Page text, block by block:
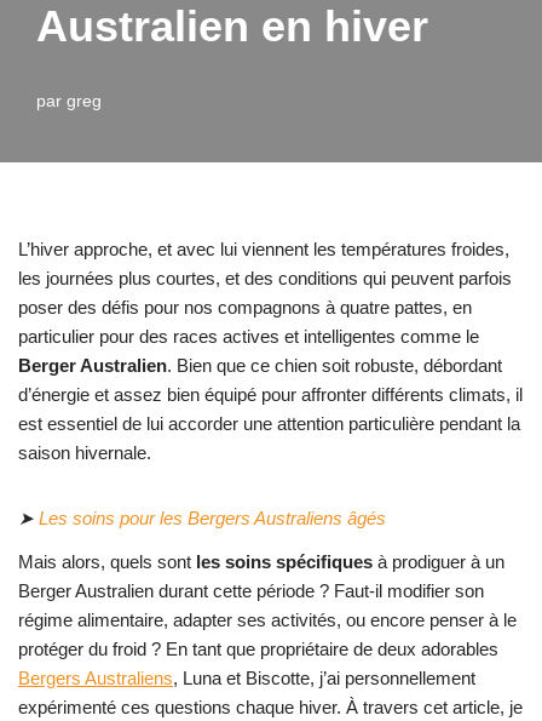
Australien en hiver
par greg
L’hiver approche, et avec lui viennent les températures froides,
les journées plus courtes, et des conditions qui peuvent parfois
poser des défis pour nos compagnons à quatre pattes, en
particulier pour des races actives et intelligentes comme le
Berger Australien. Bien que ce chien soit robuste, débordant
d’énergie et assez bien équipé pour affronter différents climats, il
est essentiel de lui accorder une attention particulière pendant la
saison hivernale.
➤ Les soins pour les Bergers Australiens âgés
Mais alors, quels sont les soins spécifiques à prodiguer à un
Berger Australien durant cette période ? Faut-il modifier son
régime alimentaire, adapter ses activités, ou encore penser à le
protéger du froid ? En tant que propriétaire de deux adorables
Bergers Australiens, Luna et Biscotte, j’ai personnellement
expérimenté ces questions chaque hiver. À travers cet article, je